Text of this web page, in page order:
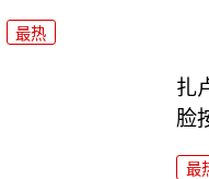
最热
扎
脸
最